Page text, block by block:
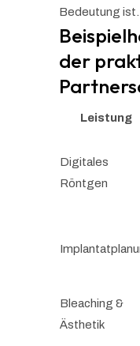
Bedeutung ist.
der
Leistung
Digitales
Röntgen
Bleaching &
Ästhetik